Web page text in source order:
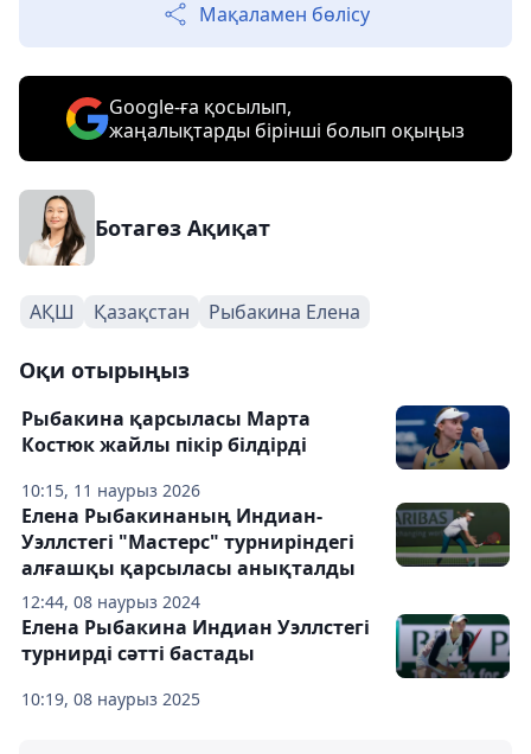
Мақаламен бөлісу
Google-ға қосылып,
жаңалықтарды бірінші болып оқыңыз
Ботагөз Ақиқат
АҚШ Қазақстан Рыбакина Елена
Оқи отырыңыз
10:15, 11 наурыз 2026
Рыбакина қарсыласы Марта
Костюк жайлы пікір білдірді
12:44, 08 наурыз 2024
Елена Рыбакинаның Индиан-
Уэллстегі "Мастерс" турниріндегі
алғашқы қарсыласы анықталды
10:19, 08 наурыз 2025
Елена Рыбакина Индиан Уэллстегі
турнирді сәтті бастады